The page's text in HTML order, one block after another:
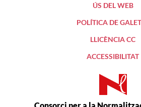
ÚS DEL WEB
POLÍTICA DE
LLICÈNCIA CC
ACCESSIBILITAT